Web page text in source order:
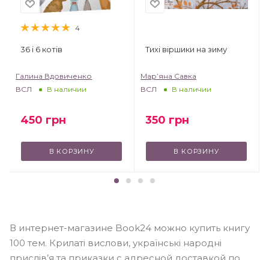
4
36 і 6 котів
Галина Вдовиченко
ВСЛ
В наличии
450 грн
В КОРЗИНУ
Тихі віршики на зиму
Мар’яна Савка
ВСЛ
В наличии
350 грн
В КОРЗИНУ
В интернет-магазине Book24 можно купить книгу
100 тем. Крилаті вислови, українські народні